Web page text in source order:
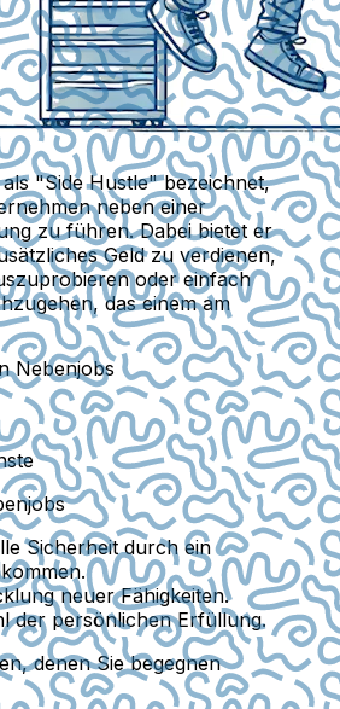
"Side Hustle" bezeichnet,
neben einer
zu führen. Dabei bietet er
Geld zu verdienen,
oder einfach
das einem am
Nebenjobs
Sicherheit durch ein
neuer Fähigkeiten.
der persönlichen Erfüllung.
denen Sie begegnen